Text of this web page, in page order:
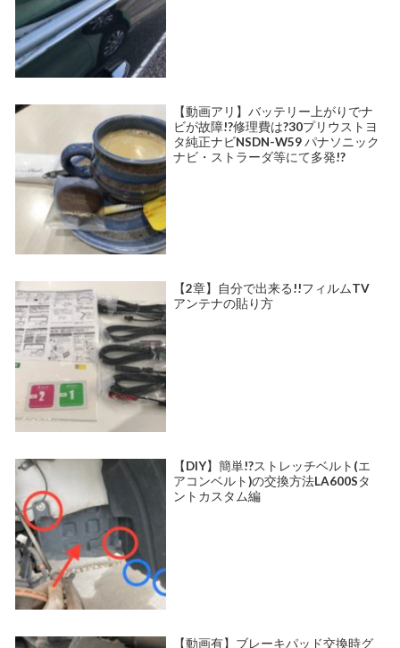
【動画アリ】バッテリー上がりでナ
ビが故障!?修理費は?30プリウストヨ
タ純正ナビNSDN-W59 パナソニック
ナビ・ストラーダ等にて多発!?
【2章】自分で出来る!!フィルムTV
アンテナの貼り方
【DIY】簡単!?ストレッチベルト(エ
アコンベルト)の交換方法LA600Sタ
ントカスタム編
【動画有】ブレーキパッド交換時グ